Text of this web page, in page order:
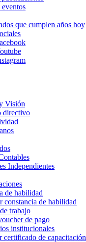
que cumplen años hoy
Visión
directivo
Independientes
de habilidad
constancia de habilidad
trabajo
de pago
institucionales
certificado de capacitación